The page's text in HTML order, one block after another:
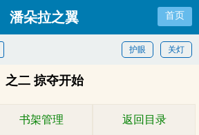
潘朵拉之翼 首页
关灯
护眼
之二 掠夺开始
书架管理 返回目录